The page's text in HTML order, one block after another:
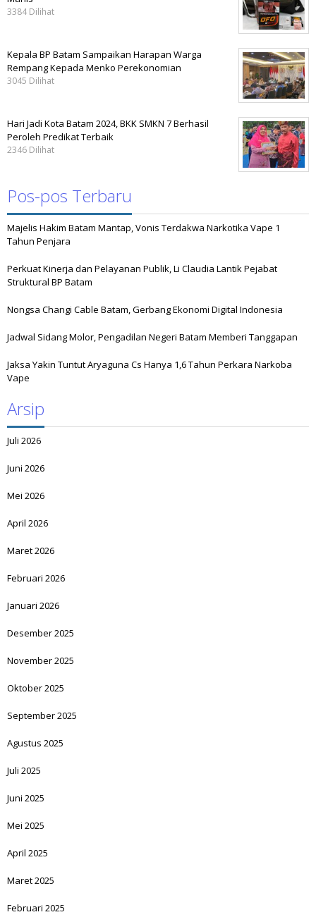
3384 Dilihat
Kepala BP Batam Sampaikan Harapan Warga
Rempang Kepada Menko Perekonomian
3045 Dilihat
Hari Jadi Kota Batam 2024, BKK SMKN 7 Berhasil
Peroleh Predikat Terbaik
2346 Dilihat
Pos-pos Terbaru
Majelis Hakim Batam Mantap, Vonis Terdakwa Narkotika Vape 1
Tahun Penjara
Perkuat Kinerja dan Pelayanan Publik, Li Claudia Lantik Pejabat
Struktural BP Batam
Nongsa Changi Cable Batam, Gerbang Ekonomi Digital Indonesia
Jadwal Sidang Molor, Pengadilan Negeri Batam Memberi Tanggapan
Jaksa Yakin Tuntut Aryaguna Cs Hanya 1,6 Tahun Perkara Narkoba
Vape
Arsip
Juli 2026
Juni 2026
Mei 2026
April 2026
Maret 2026
Februari 2026
Januari 2026
Desember 2025
November 2025
Oktober 2025
September 2025
Agustus 2025
Juli 2025
Juni 2025
Mei 2025
April 2025
Maret 2025
Februari 2025